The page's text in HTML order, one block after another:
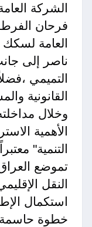
الشركة
فرحان
العامة لسكك
ناصر إلى
التميمي
القانونية
وخلال
الأهمية
التنمية"
تموضع
النقل
استكمال
خطوة حاسمة